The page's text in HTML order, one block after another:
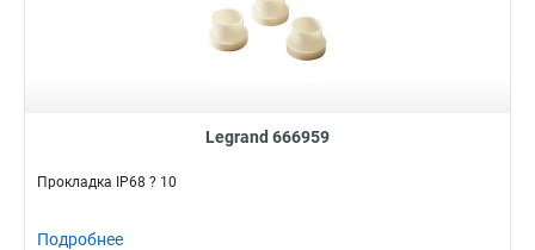
Legrand 666959
Прокладка IP68 ? 10
Подробнее